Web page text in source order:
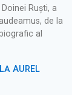
Ruști, a
de la
al
AUREL